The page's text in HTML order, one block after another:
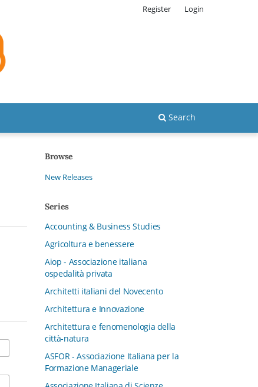
Search
Register Login
Browse
New Releases
Series
Accounting & Business Studies
Agricoltura e benessere
Aiop - Associazione italiana
ospedalità privata
Architetti italiani del Novecento
Architettura e Innovazione
Architettura e fenomenologia della
città-natura
ASFOR - Associazione Italiana per la
Formazione Manageriale